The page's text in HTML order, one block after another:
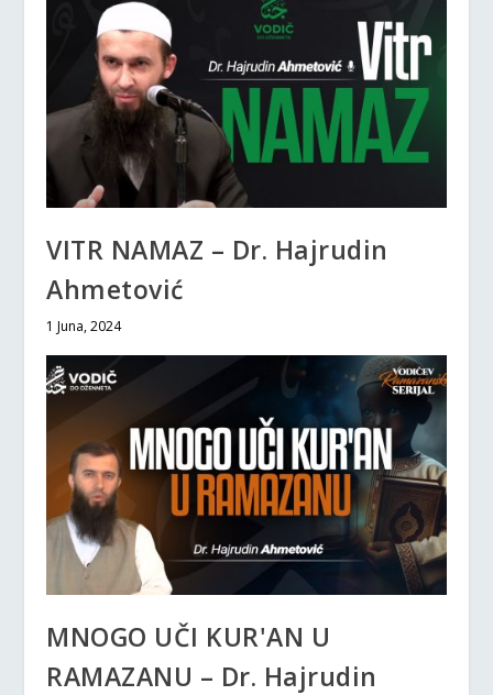
VITR NAMAZ – Dr. Hajrudin
Ahmetović
1 Juna, 2024
MNOGO UČI KUR'AN U
RAMAZANU – Dr. Hajrudin